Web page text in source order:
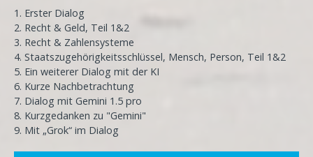
1. Erster Dialog
2. Recht & Geld, Teil 1&2
3. Recht & Zahlensysteme
4. Staatszugehörigkeitsschlüssel, Mensch, Person, Teil 1&2
5. Ein weiterer Dialog mit der KI
6. Kurze Nachbetrachtung
7. Dialog mit Gemini 1.5 pro
8. Kurzgedanken zu "Gemini"
9. Mit „Grok“ im Dialog